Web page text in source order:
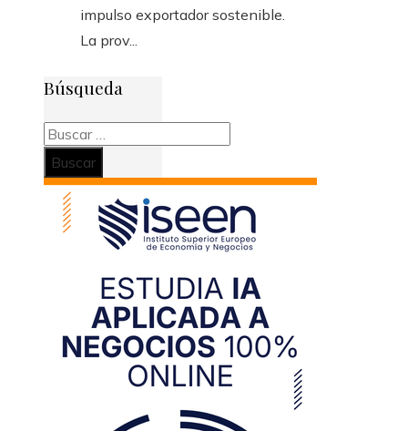
impulso exportador sostenible.
La prov...
Búsqueda
Buscar: